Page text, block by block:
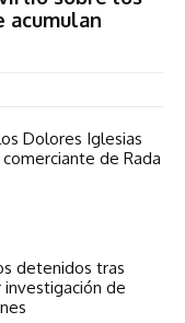
acumulan
Dolores Iglesias
de Rada
detenidos tras
de